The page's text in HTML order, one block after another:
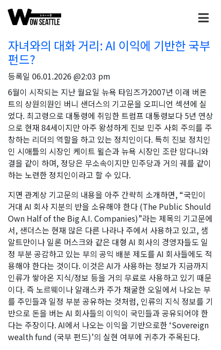
자녀와의 대화 거리: AI 이익에 기반한 국부
펀드?
등록일 06.01.2026 @2:03 pm
6월이 시작되는 지난 월요일 뉴욕 타임즈가2007년 이래 버몬
트의 상원의원인 버니 샌더스의 기고문을 오피니언 섹션에 실
었다. 최고령으로 대통령에 취임한 트럼프 대통령보다 5년 연상
으로 현재 84세이지만 아주 왕성하게 진보 민주 사회 주의를 주
창하는 리더의 역할을 하고 있는 정치인이다. 특히 진보 정치인
인 시애틀의 시장인 케이트 윌슨과 뉴욕 시장인 조란 맘다니와
결을 같이 하며, 정당은 무소속이지만 민주당과 거의 궤를 같이
하는 노련한 정치인이라고 할 수 있다.
지면 관계상 기고문의 내용을 아주 간략히 소개하면, “국민이
거대 AI 회사 지분의 반을 소유해야 한다 (The Public Should
Own Half of the Big A.I. Companies)”라는 제목의 기고문에
서, 샌더스는 현재 많은 다른 나라나 주에서 사용하고 있고, 샘
알트만이나 일론 머스크와 같은 대형 AI 회사의 경영자들도 일
정 부분 공감하고 있는 부의 공익 배분 제도를 AI 회사들에도 적
용해야 한다는 것이다. 이것은 AI가 사용하는 정보가 지금까지
인류가 쌓아온 지식/정보 등을 거의 무료로 사용하고 있기 때문
이다. 즉 노르웨이나 알래스카 주가 채굴한 오일에서 나오는 부
를 주민들과 일정 부분 공유하는 것처럼, 인류의 지식 정보를 기
반으로 돈을 버는 AI 회사들의 이익이 국민들과 공유되어야 한
다는 주장이다. AI에서 나오는 이익을 기반으로한 ‘Sovereign
wealth fund (국부 펀드)’의 실현 여부에 귀추가 주목된다.